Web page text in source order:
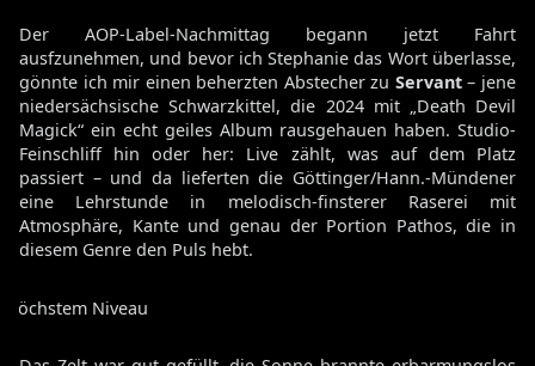
Der AOP-Label-Nachmittag begann jetzt Fahrt
ausfzunehmen, und bevor ich Stephanie das Wort überlasse,
gönnte ich mir einen beherzten Abstecher zu Servant– jene
niedersächsische Schwarzkittel, die 2024 mit „Death Devil
Magick“ ein echt geiles Album rausgehauen haben. Studio-
Feinschliff hin oder her: Live zählt, was auf dem Platz
passiert – und da lieferten die Göttinger/Hann.-Mündener
eine Lehrstunde in melodisch-finsterer Raserei mit
Atmosphäre, Kante und genau der Portion Pathos, die in
diesem Genre den Puls hebt.
Niveau